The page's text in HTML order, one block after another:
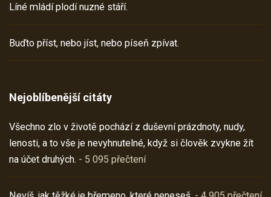
Líné mládí plodí nuzné stáří.
Buďto příst, nebo jíst, nebo píseň zpívat.
Nejoblíbenější citáty
Všechno zlo v životě pochází z duševní prázdnoty, nudy,
lenosti, a to vše je nevyhnutelné, když si člověk zvykne žít
na účet druhých. - 5 095 přečtení